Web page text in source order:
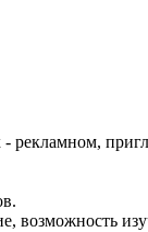
возможность